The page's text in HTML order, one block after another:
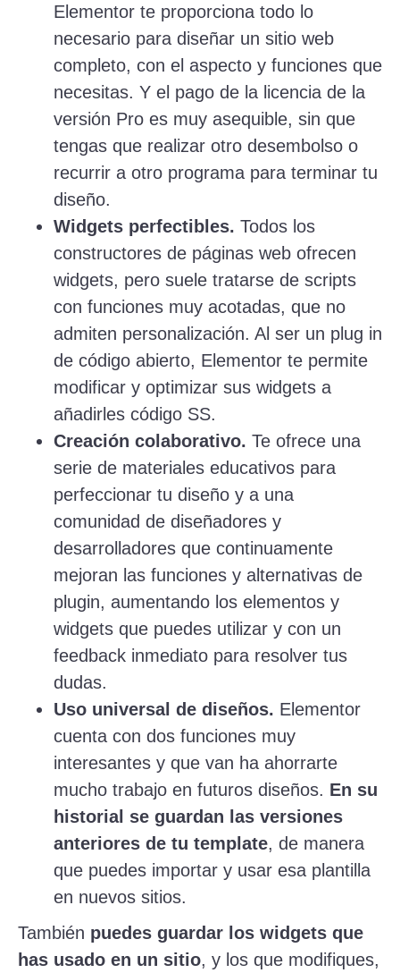
Elementor te proporciona todo lo
necesario para diseñar un sitio web
completo, con el aspecto y funciones que
necesitas. Y el pago de la licencia de la
versión Pro es muy asequible, sin que
tengas que realizar otro desembolso o
recurrir a otro programa para terminar tu
diseño.
Widgets perfectibles. Todos los
constructores de páginas web ofrecen
widgets, pero suele tratarse de scripts
con funciones muy acotadas, que no
admiten personalización. Al ser un plug in
de código abierto, Elementor te permite
modificar y optimizar sus widgets a
añadirles código SS.
Creación colaborativo. Te ofrece una
serie de materiales educativos para
perfeccionar tu diseño y a una
comunidad de diseñadores y
desarrolladores que continuamente
mejoran las funciones y alternativas de
plugin, aumentando los elementos y
widgets que puedes utilizar y con un
feedback inmediato para resolver tus
dudas.
Uso universal de diseños. Elementor
cuenta con dos funciones muy
interesantes y que van ha ahorrarte
mucho trabajo en futuros diseños. En su
historial se guardan las versiones
anteriores de tu template, de manera
que puedes importar y usar esa plantilla
en nuevos sitios.
También puedes guardar los widgets que
has usado en un sitio, y los que modifiques,